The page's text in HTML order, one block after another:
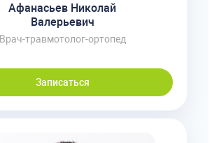
Афанасьев Николай
Валерьевич
Врач-травмотолог-ортопед
Записаться